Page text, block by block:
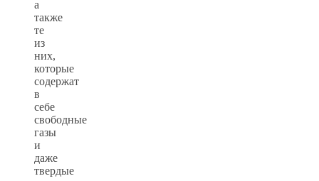
а
также
те
из
них,
которые
содержат
в
себе
свободные
газы
и
даже
твердые